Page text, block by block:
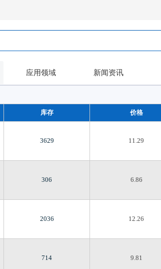
应用领域 新闻资讯
库存 价格
3629 11.29
306 6.86
2036 12.26
714 9.81